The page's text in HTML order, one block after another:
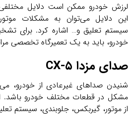
لرزش خودرو ممکن است دلایل
این دلایل می‌توان به مشکلات
سیستم تعلیق و… اشاره کرد. برای
خودرو، باید به یک تعمیرگاه تخصصی
صدای مزدا CX-۵
شنیدن صداهای غیرعادی از خودرو،
مشکل در قطعات مختلف خودرو
از موتور، گیربکس، جلوبندی، سیستم